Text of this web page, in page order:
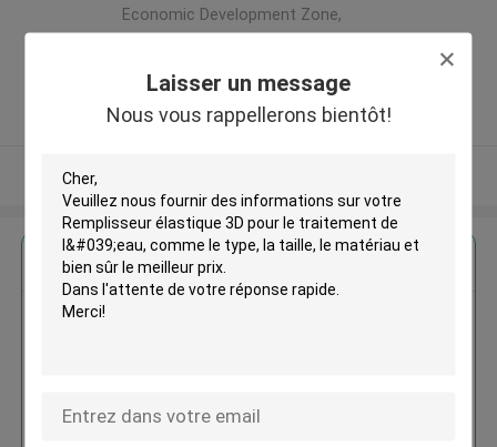
Laisser un message
Nous vous rappellerons bientôt!
Economic Development Zone,
5.0
Fournisseur vérifié